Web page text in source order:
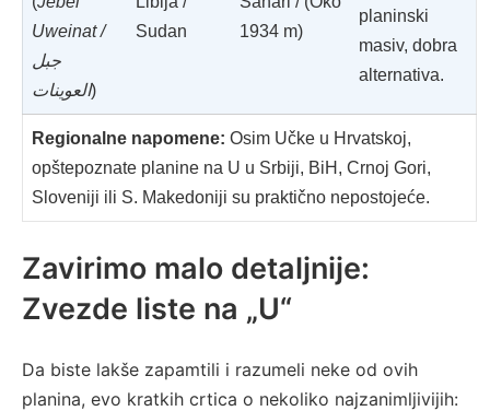
Uweinat /
جبل
العوينات)
Sudan
1934 m)
planinski
masiv, dobra
alternativa.
Regionalne napomene: Osim Učke u Hrvatskoj,
opštepoznate planine na U u Srbiji, BiH, Crnoj Gori,
Sloveniji ili S. Makedoniji su praktično nepostojeće.
Zavirimo malo detaljnije:
Zvezde liste na „U“
Da biste lakše zapamtili i razumeli neke od ovih
planina, evo kratkih crtica o nekoliko najzanimljivijih: